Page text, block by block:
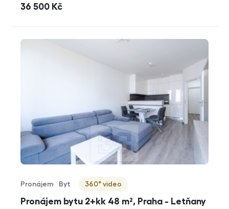
cena
36 500 Kč
Pronájem bytu 2+kk 48 m², Praha - Letňany
Typ nabídky
Pronájem
Typ nemovitosti
Byt
Virtuální prohlídka
360° video